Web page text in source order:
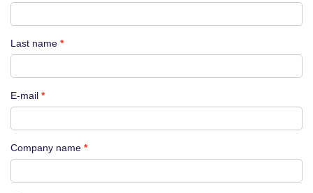
Last name
E-mail
Company name